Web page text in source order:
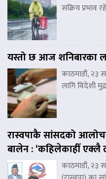
सक्रिय प्रभाव
यस्तो छ आज शनिबारका
काठमाडौं, २३
लागि विदेशी
रास्वपाकै सांसदको
बालेन : ‘कहिलेकाहीँ एक्लै
काठमाडौं, २३